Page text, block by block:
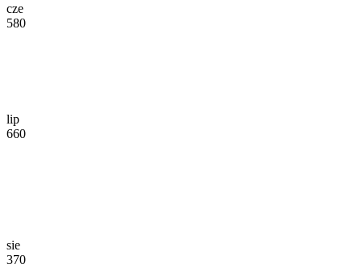
cze
580
lip
660
sie
370